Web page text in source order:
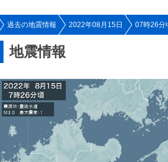
過去の地震情報 2022年08月15日 07時26分
地震情報